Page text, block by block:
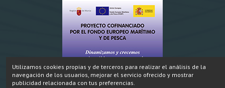
"Construcción de un secadero artificial y dos obradores climatizados, IMPORTE AYUDA
Utilizamos cookies propias y de terceros para realizar el análisis de la
navegación de los usuarios, mejorar el servicio ofrecido y mostrar
publicidad relacionada con tus preferencias.